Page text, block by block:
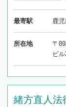
最寄駅 鹿
所在地
〒
ビ
緒方直人法